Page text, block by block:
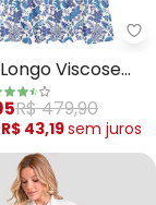
Longo
Viscose
(Azul)
R$ 479,90
R$ 43,19sem juros